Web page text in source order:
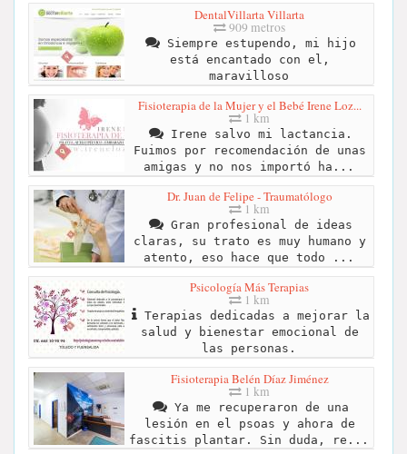
DentalVillarta Villarta
909 metros
Siempre estupendo, mi hijo
está encantado con el,
maravilloso
Fisioterapia de la Mujer y el Bebé Irene Loz...
1 km
Irene salvo mi lactancia.
Fuimos por recomendación de unas
amigas y no nos importó ha...
Dr. Juan de Felipe - Traumatólogo
1 km
Gran profesional de ideas
claras, su trato es muy humano y
atento, eso hace que todo ...
Psicología Más Terapias
1 km
Terapias dedicadas a mejorar la
salud y bienestar emocional de
las personas.
Fisioterapia Belén Díaz Jiménez
1 km
Ya me recuperaron de una
lesión en el psoas y ahora de
fascitis plantar. Sin duda, re...